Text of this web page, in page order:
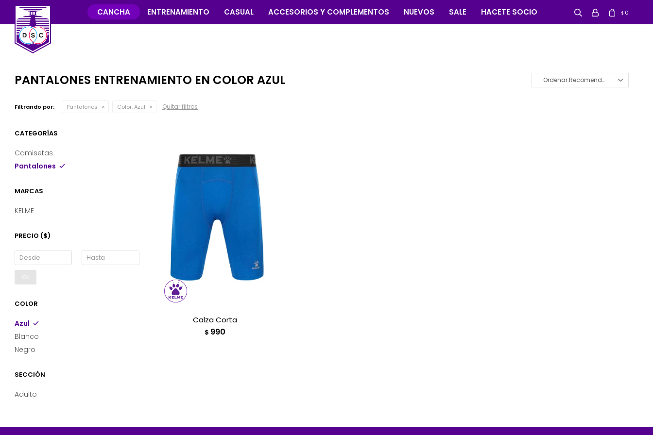
CANCHA ENTRENAMIENTO CASUAL ACCESORIOS Y COMPLEMENTOS NUEVOS SALE HACETE SOCIO $ 0
PANTALONES ENTRENAMIENTO EN COLOR AZUL Recomendados
Filtrando por: Pantalones Color:Azul Quitar filtros
Calza Corta
$ 990
CATEGORÍAS
Camisetas
Pantalones
MARCAS
KELME
PRECIO ($)
OK
COLOR
Azul
Blanco
Negro
SECCIÓN
Adulto